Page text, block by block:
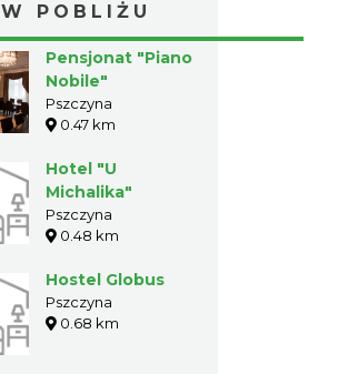
W POBLIŻU
Pensjonat "Piano
Nobile"
Pszczyna
0.47 km
Hotel "U
Michalika"
Pszczyna
0.48 km
Hostel Globus
Pszczyna
0.68 km